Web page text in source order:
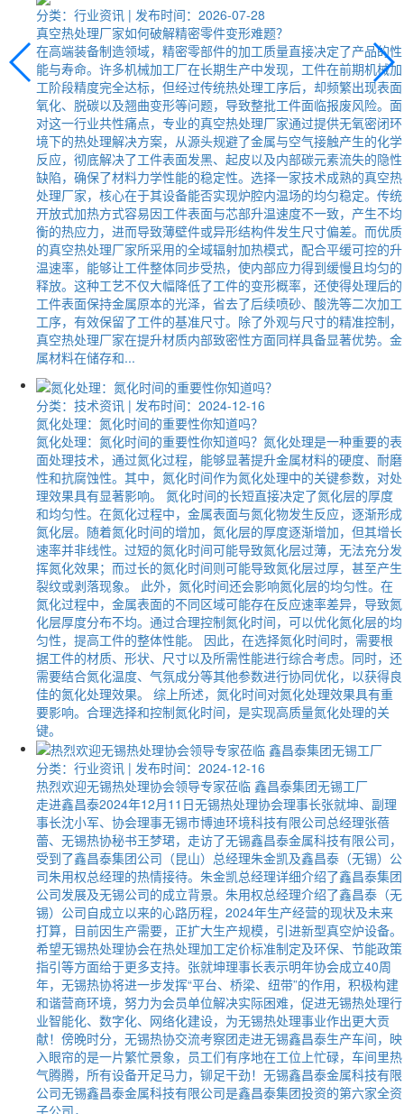
分类：行业资讯 | 发布时间：2026-07-28
真空热处理厂家如何破解精密零件变形难题？
在高端装备制造领域，精密零部件的加工质量直接决定了产品的性
能与寿命。许多机械加工厂在长期生产中发现，工件在前期机械加
工阶段精度完全达标，但经过传统热处理工序后，却频繁出现表面
氧化、脱碳以及翘曲变形等问题，导致整批工件面临报废风险。面
对这一行业共性痛点，专业的真空热处理厂家通过提供无氧密闭环
境下的热处理解决方案，从源头规避了金属与空气接触产生的化学
反应，彻底解决了工件表面发黑、起皮以及内部碳元素流失的隐性
缺陷，确保了材料力学性能的稳定性。选择一家技术成熟的真空热
处理厂家，核心在于其设备能否实现炉腔内温场的均匀稳定。传统
开放式加热方式容易因工件表面与芯部升温速度不一致，产生不均
衡的热应力，进而导致薄壁件或异形结构件发生尺寸偏差。而优质
的真空热处理厂家所采用的全域辐射加热模式，配合平缓可控的升
温速率，能够让工件整体同步受热，使内部应力得到缓慢且均匀的
释放。这种工艺不仅大幅降低了工件的变形概率，还使得处理后的
工件表面保持金属原本的光泽，省去了后续喷砂、酸洗等二次加工
工序，有效保留了工件的基准尺寸。除了外观与尺寸的精准控制，
真空热处理厂家在提升材质内部致密性方面同样具备显著优势。金
属材料在储存和...
分类：技术资讯 | 发布时间：2024-12-16
氮化处理：氮化时间的重要性你知道吗？
氮化处理：氮化时间的重要性你知道吗？氮化处理是一种重要的表
面处理技术，通过氮化过程，能够显著提升金属材料的硬度、耐磨
性和抗腐蚀性。其中，氮化时间作为氮化处理中的关键参数，对处
理效果具有显著影响。 氮化时间的长短直接决定了氮化层的厚度
和均匀性。在氮化过程中，金属表面与氮化物发生反应，逐渐形成
氮化层。随着氮化时间的增加，氮化层的厚度逐渐增加，但其增长
速率并非线性。过短的氮化时间可能导致氮化层过薄，无法充分发
挥氮化效果；而过长的氮化时间则可能导致氮化层过厚，甚至产生
裂纹或剥落现象。 此外，氮化时间还会影响氮化层的均匀性。在
氮化过程中，金属表面的不同区域可能存在反应速率差异，导致氮
化层厚度分布不均。通过合理控制氮化时间，可以优化氮化层的均
匀性，提高工件的整体性能。 因此，在选择氮化时间时，需要根
据工件的材质、形状、尺寸以及所需性能进行综合考虑。同时，还
需要结合氮化温度、气氛成分等其他参数进行协同优化，以获得良
佳的氮化处理效果。 综上所述，氮化时间对氮化处理效果具有重
要影响。合理选择和控制氮化时间，是实现高质量氮化处理的关
键。
分类：行业资讯 | 发布时间：2024-12-16
热烈欢迎无锡热处理协会领导专家莅临 鑫昌泰集团无锡工厂
走进鑫昌泰2024年12月11日无锡热处理协会理事长张就坤、副理
事长沈小军、协会理事无锡市博迪环境科技有限公司总经理张蓓
蕾、无锡热协秘书王梦珺，走访了无锡鑫昌泰金属科技有限公司，
受到了鑫昌泰集团公司（昆山）总经理朱金凯及鑫昌泰（无锡）公
司朱用权总经理的热情接待。朱金凯总经理详细介绍了鑫昌泰集团
公司发展及无锡公司的成立背景。朱用权总经理介绍了鑫昌泰（无
锡）公司自成立以来的心路历程，2024年生产经营的现状及未来
打算，目前因生产需要，正扩大生产规模，引进新型真空炉设备。
希望无锡热处理协会在热处理加工定价标准制定及环保、节能政策
指引等方面给于更多支持。张就坤理事长表示明年协会成立40周
年，无锡热协将进一步发挥“平台、桥梁、纽带”的作用，积极构建
和谐营商环境，努力为会员单位解决实际困难，促进无锡热处理行
业智能化、数字化、网络化建设，为无锡热处理事业作出更大贡
献！傍晚时分，无锡热协交流考察团走进无锡鑫昌泰生产车间，映
入眼帘的是一片繁忙景象，员工们有序地在工位上忙碌，车间里热
气腾腾，所有设备开足马力，铆足干劲！无锡鑫昌泰金属科技有限
公司无锡鑫昌泰金属科技有限公司是鑫昌泰集团投资的第六家全资
子公司，...